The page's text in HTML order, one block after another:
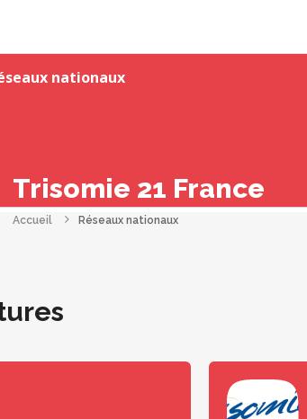
nationaux
Trisomie 21 France
Accueil Réseaux nationaux